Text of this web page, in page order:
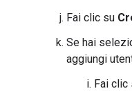
Fai clic su
Se hai
aggiungi
Fai clic